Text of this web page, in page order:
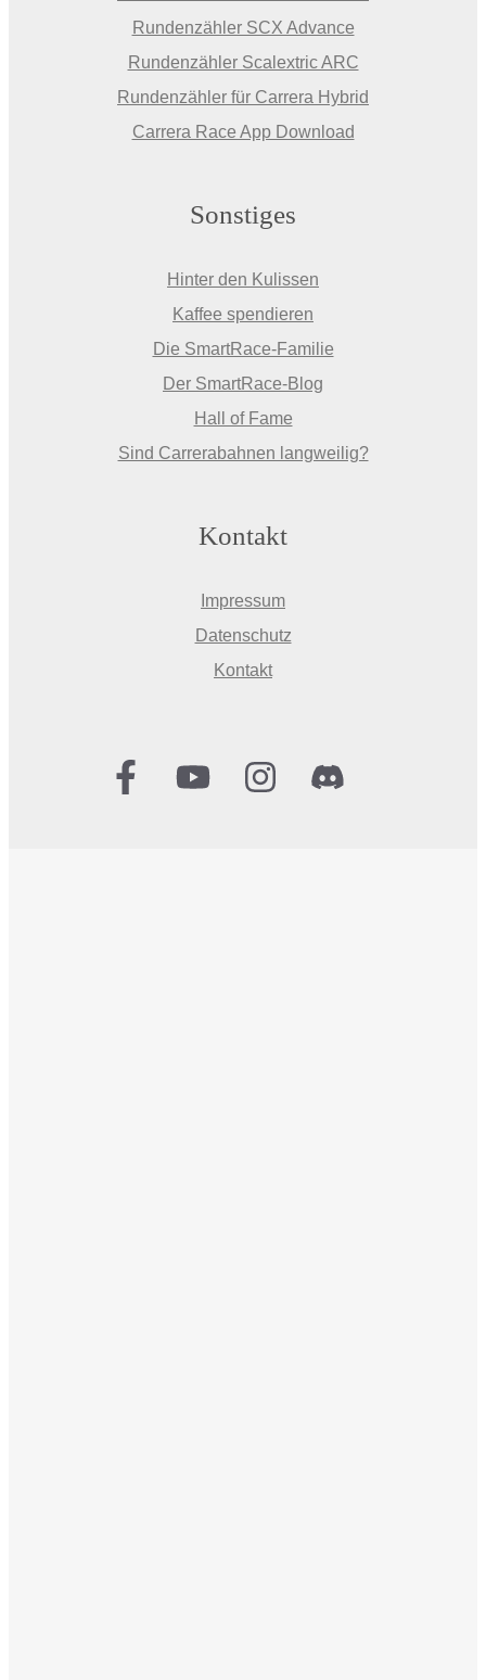
Rundenzähler SCX Advance
Rundenzähler Scalextric ARC
Rundenzähler für Carrera Hybrid
Carrera Race App Download
Sonstiges
Hinter den Kulissen
Kaffee spendieren
Die SmartRace-Familie
Der SmartRace-Blog
Hall of Fame
Sind Carrerabahnen langweilig?
Kontakt
Impressum
Datenschutz
Kontakt